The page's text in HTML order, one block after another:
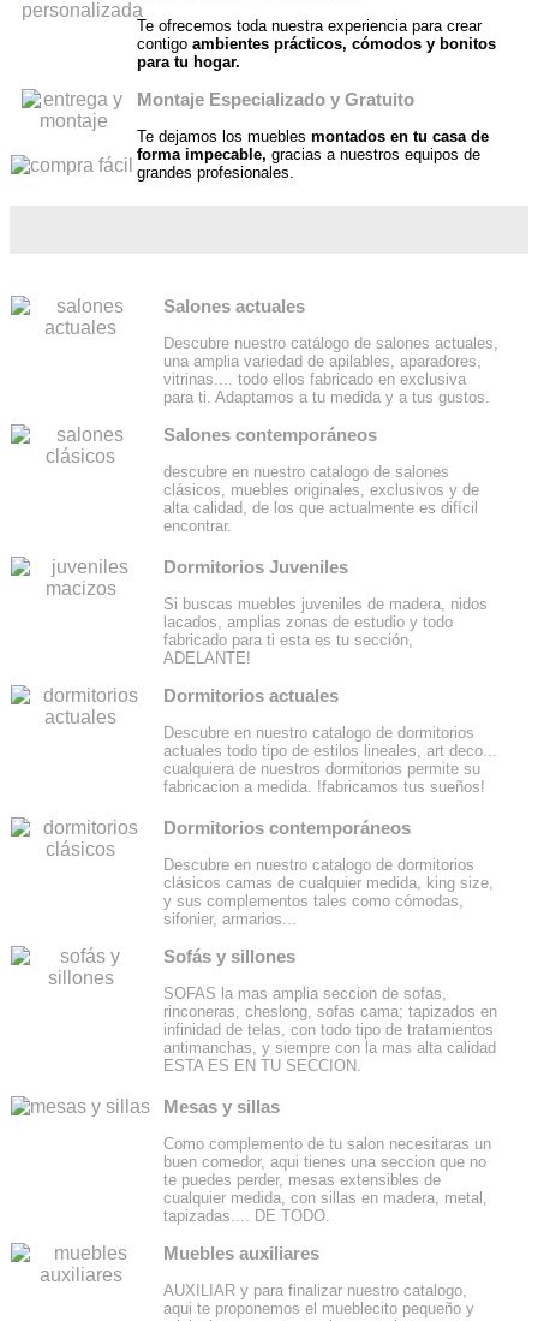
Te ofrecemos toda nuestra experiencia para crear
contigoambientes prácticos, cómodos y bonitos
para tu hogar.
Montaje Especializado y Gratuito
Te dejamos los mueblesmontados en tu casa de
forma impecable, gracias a nuestros equipos de
grandes profesionales.
Salones actuales
Descubre nuestro catálogo de salones actuales,
una amplia variedad de apilables, aparadores,
vitrinas.... todo ellos fabricado en exclusiva
para ti. Adaptamos a tu medida y a tus gustos.
Salones contemporáneos
descubre en nuestro catalogo de salones
clásicos, muebles originales, exclusivos y de
alta calidad, de los que actualmente es difícil
encontrar.
Dormitorios Juveniles
Si buscas muebles juveniles de madera, nidos
lacados, amplias zonas de estudio y todo
fabricado para ti esta es tu sección,
ADELANTE!
Dormitorios actuales
Descubre en nuestro catalogo de dormitorios
actuales todo tipo de estilos lineales, art deco...
cualquiera de nuestros dormitorios permite su
fabricacion a medida. !fabricamos tus sueños!
Dormitorios contemporáneos
Descubre en nuestro catalogo de dormitorios
clásicos camas de cualquier medida, king size,
y sus complementos tales como cómodas,
sifonier, armarios...
Sofás y sillones
SOFAS la mas amplia seccion de sofas,
rinconeras, cheslong, sofas cama; tapizados en
infinidad de telas, con todo tipo de tratamientos
antimanchas, y siempre con la mas alta calidad
ESTA ES EN TU SECCION.
Mesas y sillas
Como complemento de tu salon necesitaras un
buen comedor, aqui tienes una seccion que no
te puedes perder, mesas extensibles de
cualquier medida, con sillas en madera, metal,
tapizadas.... DE TODO.
Muebles auxiliares
AUXILIAR y para finalizar nuestro catalogo,
aqui te proponemos el mueblecito pequeño y